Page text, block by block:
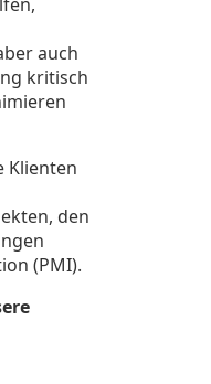
auch
kritisch
Klienten
den
(PMI).